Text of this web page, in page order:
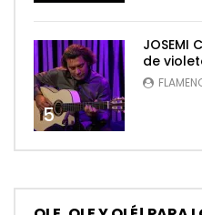
5
JOSEMI
de